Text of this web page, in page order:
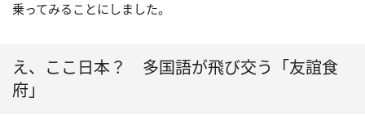
乗ってみることにしました。
え、ここ日本？ 多国語が飛び交う「友誼食
府」